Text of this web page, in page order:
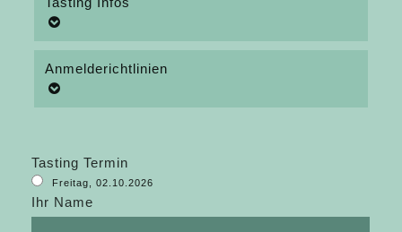
Anmelderichtlinien
Tasting Termin
Freitag, 02.10.2026
Ihr Name